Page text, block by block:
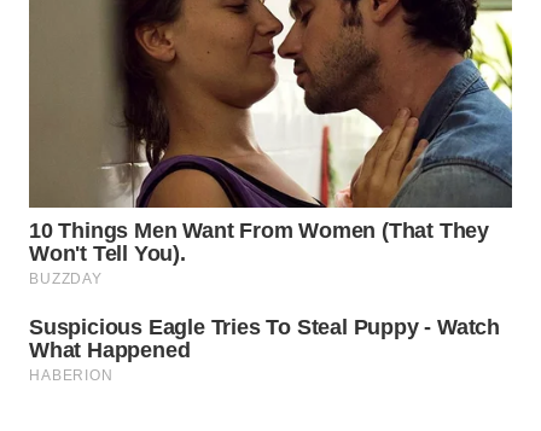
WAHANANEWS
WAHANANEWS
CO ID
NET